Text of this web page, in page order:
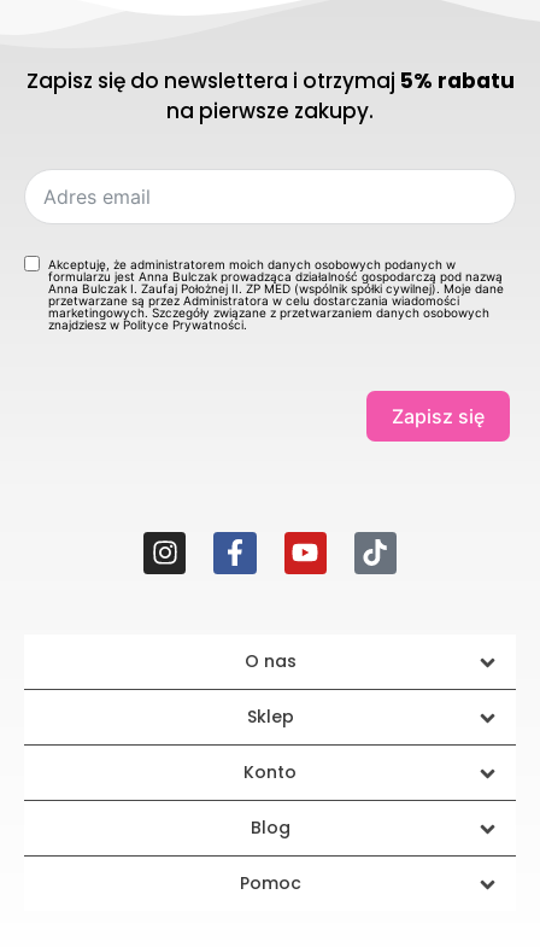
Zapisz się do newslettera i otrzymaj 5% rabatu
na pierwsze zakupy.
Akceptuję, że administratorem moich danych osobowych podanych w
formularzu jest Anna Bulczak prowadząca działalność gospodarczą pod nazwą
Anna Bulczak I. Zaufaj Położnej II. ZP MED (wspólnik spółki cywilnej). Moje dane
przetwarzane są przez Administratora w celu dostarczania wiadomości
marketingowych. Szczegóły związane z przetwarzaniem danych osobowych
znajdziesz w Polityce Prywatności.
Zapisz się
O nas
Sklep
Konto
Blog
Pomoc